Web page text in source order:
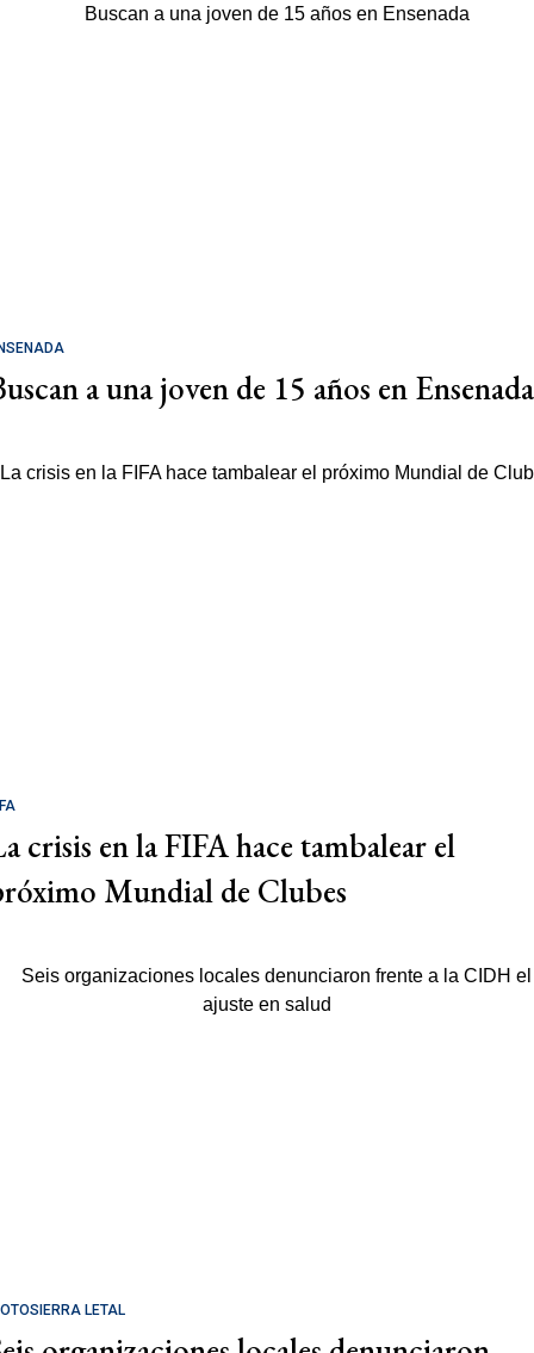
a una joven de 15 años en Ensenada
crisis en la FIFA hace tambalear el
Mundial de Clubes
LETAL